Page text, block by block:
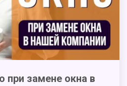
при замене окна в